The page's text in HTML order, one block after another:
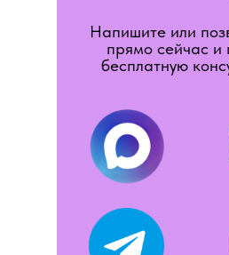
Напишите или
прямо сейчас и
бесплатную